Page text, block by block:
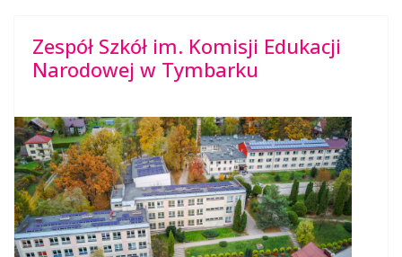
Zespół Szkół im. Komisji Edukacji
Narodowej w Tymbarku